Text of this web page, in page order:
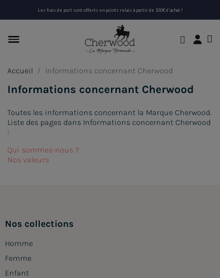
Les frais de port sont offerts en points relais à partir de 100€ d'achat !
Accueil Informations concernant Cherwood
Informations concernant Cherwood
Toutes les informations concernant la Marque Cherwood.
Liste des pages dans Informations concernant Cherwood
:
Qui sommes-nous ?
Nos valeurs
Nos collections
Homme
Femme
Enfant